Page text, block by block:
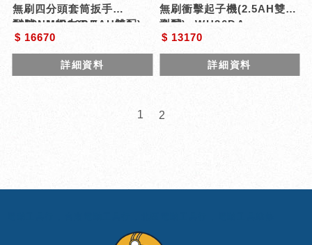
無刷四分頭套筒扳手
1650NM扭力(2.5AH雙配)
型號 : WR36DB
$ 16670
詳細資料
無刷衝擊起子機(2.5AH雙電
全配)
型號 : WH36DA
$ 13170
詳細資料
1 2